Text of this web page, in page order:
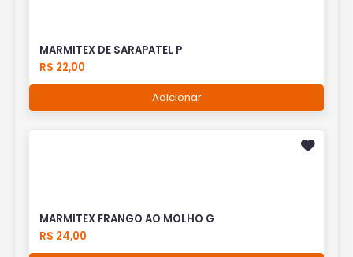
MARMITEX DE SARAPATEL P
R$ 22,00
Adicionar
MARMITEX FRANGO AO MOLHO G
R$ 24,00